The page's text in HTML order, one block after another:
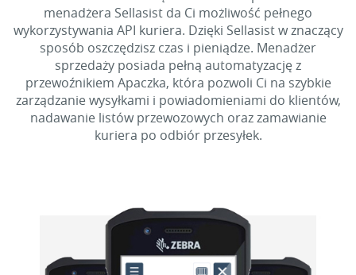
menadżera Sellasist da Ci możliwość pełnego
wykorzystywania API kuriera. Dzięki Sellasist w znaczący
sposób oszczędzisz czas i pieniądze. Menadżer
sprzedaży posiada pełną automatyzację z
przewoźnikiem Apaczka, która pozwoli Ci na szybkie
zarządzanie wysyłkami i powiadomieniami do klientów,
nadawanie listów przewozowych oraz zamawianie
kuriera po odbiór przesyłek.